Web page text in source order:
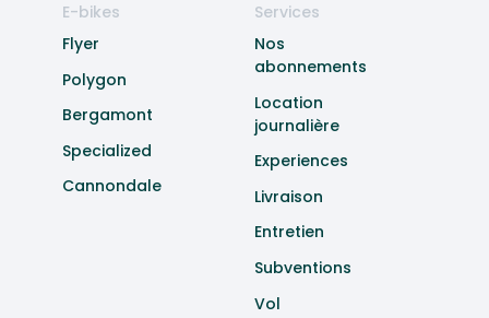
E-bikes
Flyer
Polygon
Bergamont
Specialized
Cannondale
Services
Nos
abonnements
Location
journalière
Experiences
Livraison
Entretien
Subventions
Vol